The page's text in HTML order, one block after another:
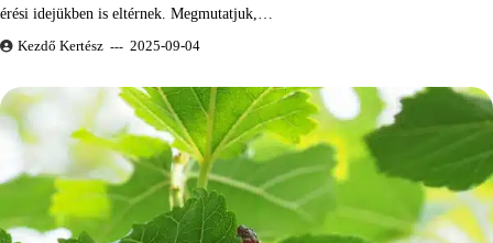
érési idejükben is eltérnek. Megmutatjuk,…
Kezdő Kertész 2025-09-04